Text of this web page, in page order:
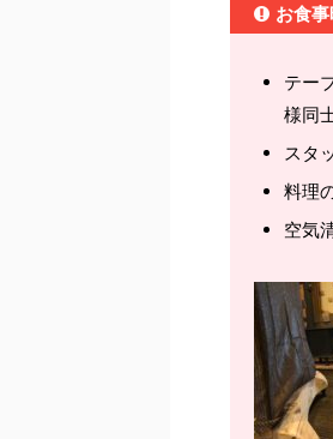
お食
テー
様同
スタ
料理
空気